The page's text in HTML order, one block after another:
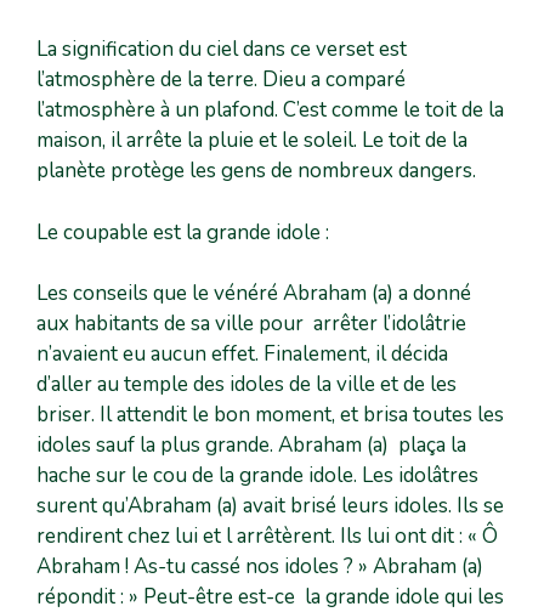
La signification du ciel dans ce verset est
l’atmosphère de la terre. Dieu a comparé
l’atmosphère à un plafond. C’est comme le toit de la
maison, il arrête la pluie et le soleil. Le toit de la
planète protège les gens de nombreux dangers.
Le coupable est la grande idole :
Les conseils que le vénéré Abraham (a) a donné
aux habitants de sa ville pour arrêter l’idolâtrie
n’avaient eu aucun effet. Finalement, il décida
d’aller au temple des idoles de la ville et de les
briser. Il attendit le bon moment, et brisa toutes les
idoles sauf la plus grande. Abraham (a) plaça la
hache sur le cou de la grande idole. Les idolâtres
surent qu’Abraham (a) avait brisé leurs idoles. Ils se
rendirent chez lui et l arrêtèrent. Ils lui ont dit : « Ô
Abraham ! As-tu cassé nos idoles ? » Abraham (a)
répondit : » Peut-être est-ce la grande idole qui les